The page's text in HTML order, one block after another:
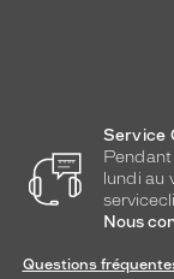
Service
lundi au
Nous
Questions